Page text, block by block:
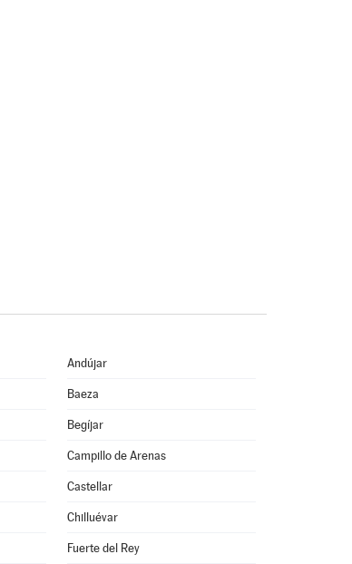
Andújar
Baeza
Begíjar
Campillo de Arenas
Castellar
Chilluévar
Fuerte del Rey